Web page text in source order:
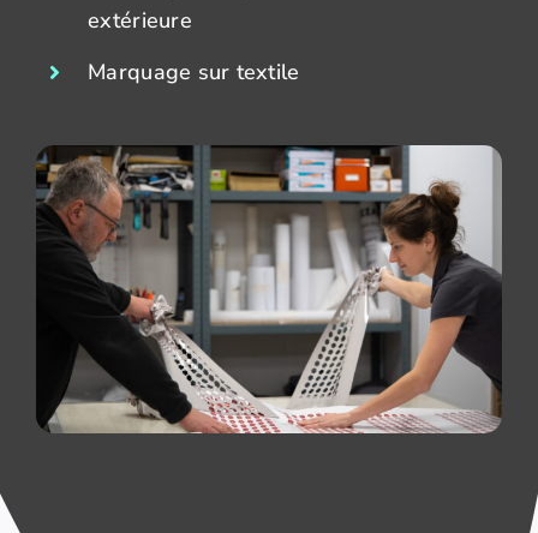
extérieure
Marquage sur textile